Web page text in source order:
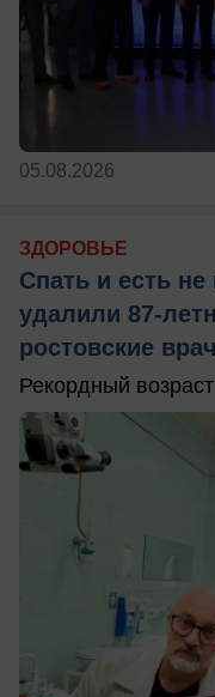
05.08.2026
ЗДОРОВЬЕ
Спать и есть
удалили 87-
ростовские
Рекордный